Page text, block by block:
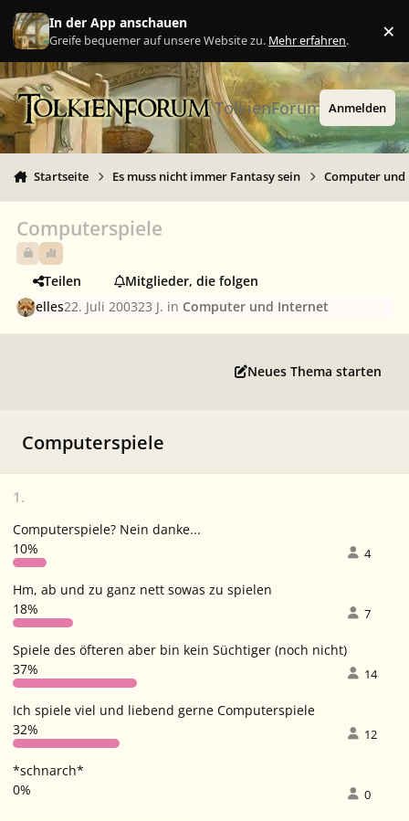
Zu Inhalt springen
In der App anschauen
Greife bequemer auf unsere Website zu. Mehr erfahren. ×
TolkienForum Anmelden
Startseite Es muss nicht immer Fantasy sein Computer
Computerspiele
Teilen
Mitglieder, die folgen
elles22. Juli 200323 J. in Computer und Internet
Neues Thema starten
Computerspiele
1.
Computerspiele? Nein danke...
10%
4
Hm, ab und zu ganz nett sowas zu spielen
18%
7
Spiele des öfteren aber bin kein Süchtiger (noch nicht)
37%
14
Ich spiele viel und liebend gerne Computerspiele
32%
12
*schnarch*
0%
0